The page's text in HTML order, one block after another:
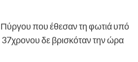
που έθεσαν τη φωτιά υπό
37χρονου δε βρισκόταν την ώρα